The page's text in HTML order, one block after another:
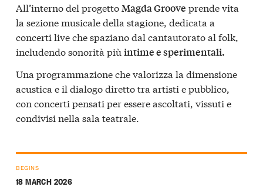
All’interno del progettoMagda Groove prende vita
la sezione musicale della stagione, dedicata a
concerti live che spaziano dal cantautorato al folk,
includendo sonorità più intime e sperimentali.
Una programmazione che valorizza la dimensione
acustica e il dialogo diretto tra artisti e pubblico,
con concerti pensati per essere ascoltati, vissuti e
condivisi nella sala teatrale.
BEGINS
18 MARCH 2026